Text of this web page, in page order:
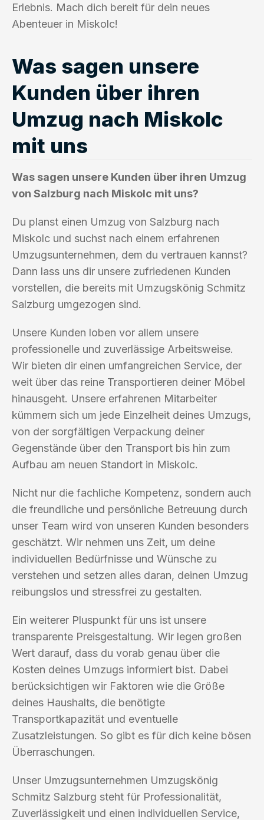
Erlebnis. Mach dich bereit für dein neues
Abenteuer in Miskolc!
Was sagen unsere
Kunden über ihren
Umzug nach Miskolc
mit uns
Was sagen unsere Kunden über ihren Umzug
von Salzburg nach Miskolc mit uns?
Du planst einen Umzug von Salzburg nach
Miskolc und suchst nach einem erfahrenen
Umzugsunternehmen, dem du vertrauen kannst?
Dann lass uns dir unsere zufriedenen Kunden
vorstellen, die bereits mit Umzugskönig Schmitz
Salzburg umgezogen sind.
Unsere Kunden loben vor allem unsere
professionelle und zuverlässige Arbeitsweise.
Wir bieten dir einen umfangreichen Service, der
weit über das reine Transportieren deiner Möbel
hinausgeht. Unsere erfahrenen Mitarbeiter
kümmern sich um jede Einzelheit deines Umzugs,
von der sorgfältigen Verpackung deiner
Gegenstände über den Transport bis hin zum
Aufbau am neuen Standort in Miskolc.
Nicht nur die fachliche Kompetenz, sondern auch
die freundliche und persönliche Betreuung durch
unser Team wird von unseren Kunden besonders
geschätzt. Wir nehmen uns Zeit, um deine
individuellen Bedürfnisse und Wünsche zu
verstehen und setzen alles daran, deinen Umzug
reibungslos und stressfrei zu gestalten.
Ein weiterer Pluspunkt für uns ist unsere
transparente Preisgestaltung. Wir legen großen
Wert darauf, dass du vorab genau über die
Kosten deines Umzugs informiert bist. Dabei
berücksichtigen wir Faktoren wie die Größe
deines Haushalts, die benötigte
Transportkapazität und eventuelle
Zusatzleistungen. So gibt es für dich keine bösen
Überraschungen.
Unser Umzugsunternehmen Umzugskönig
Schmitz Salzburg steht für Professionalität,
Zuverlässigkeit und einen individuellen Service,